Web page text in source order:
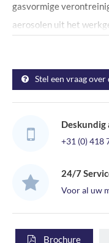
gasvormige
aerosolen uit het
dat zowel de gebruiker
gepatenteerde Cruma
u vinden door
klikken.
Standaard worden de
Stel een vraag
Deskundig
+31 (0) 418
24/7
Voor al uw
Brochure